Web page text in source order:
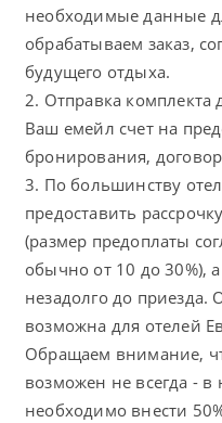
необходимые данные
обрабатываем заказ,
будущего отдыха.
2. Отправка комплекта
Ваш емейл счет на
бронирования,
3. По большинству
предоставить
(размер предоплаты
обычно от 10 до 30%),
незадолго до приезда.
возможна для отелей
Обращаем внимание,
возможен не всегда - в
необходимо внести